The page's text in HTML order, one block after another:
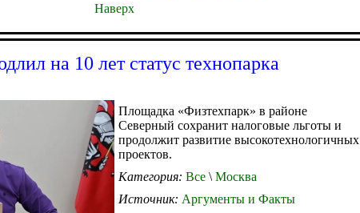
Наверх
на 10 лет статус технопарка
Площадка «Физтехпарк» в районе
Северный сохранит налоговые льготы и
продолжит развитие высокотехнологичных
проектов.
Категория: Все \ Москва
Источник: Аргументы и Факты